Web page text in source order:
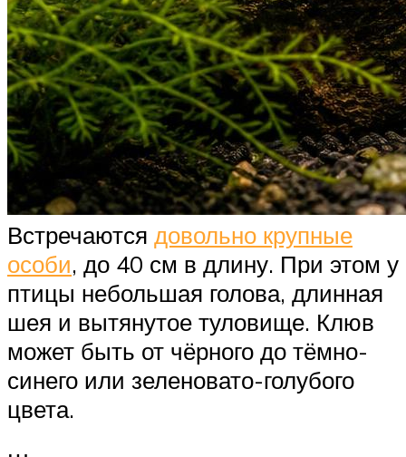
Встречаются довольно крупные
особи, до 40 см в длину. При этом у
птицы небольшая голова, длинная
шея и вытянутое туловище. Клюв
может быть от чёрного до тёмно-
синего или зеленовато-голубого
цвета.